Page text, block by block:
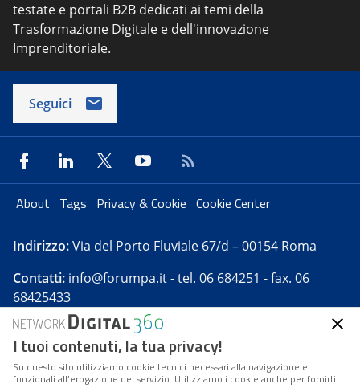
testate e portali B2B dedicati ai temi della
Trasformazione Digitale e dell'innovazione
Imprenditoriale.
Seguici
About Tags Privacy & Cookie Cookie Center
Indirizzo:Via del Porto Fluviale 67/d – 00154 Roma
Contatti: info@forumpa.it- tel. 06 684251 - fax. 06
68425433
Forumpa.itè una pubblicazione telematica iscritta
presso Registro della stampa del Tribunale di Roma -
Reg. n. 182 del 2 maggio 2008 - Direttore resp. Michela
I tuoi contenuti, la tua privacy!
Su questo sito utilizziamo cookie tecnici necessari alla navigazione e
funzionali all’erogazione del servizio. Utilizziamo i cookie anche per fornirti